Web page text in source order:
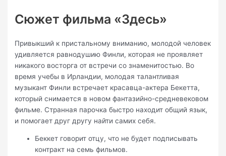
Сюжет фильма «Здесь»
Привыкший к пристальному вниманию, молодой человек
удивляется равнодушию Финли, которая не проявляет
никакого восторга от встречи со знаменитостью. Во
время учебы в Ирландии, молодая талантливая
музыкант Финли встречает красавца-актера Бекетта,
который снимается в новом фантазийно-средневековом
фильме. Странная парочка быстро находит общий язык,
и помогает друг другу найти самих себя.
Беккет говорит отцу, что не будет подписывать
контракт на семь фильмов.